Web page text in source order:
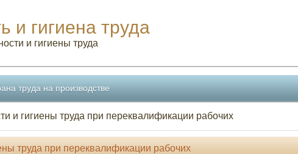
и гигиена труда
и гигиены труда
труда на производстве
и гигиены труда при переквалификации рабочих
труда при переквалификации рабочих